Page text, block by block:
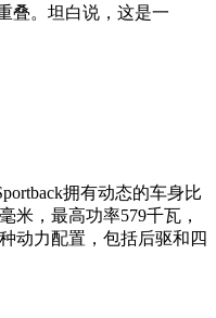
叠。坦白说，这是一
拥有动态的车身比
米，最高功率579千瓦，
动力配置，包括后驱和四